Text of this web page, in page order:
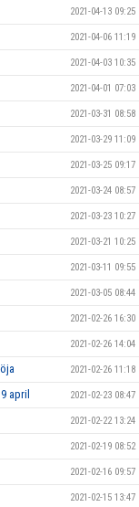
2021-04-13 09:25
2021-04-06 11:19
2021-04-03 10:35
2021-04-01 07:03
2021-03-31 08:58
2021-03-29 11:09
2021-03-25 09:17
2021-03-24 08:57
2021-03-23 10:27
2021-03-21 10:25
2021-03-11 09:55
2021-03-05 08:44
2021-02-26 16:30
2021-02-26 14:04
2021-02-26 11:18
april 2021-02-23 08:47
2021-02-22 13:24
2021-02-19 08:52
2021-02-16 09:57
2021-02-15 13:47